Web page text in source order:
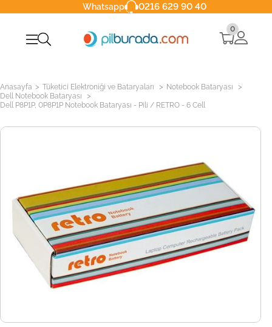
Whatsapp 0216 629 90 40
0
Anasayfa > Tüketici Elektroniği ve Bataryaları > Notebook Bataryası >
Dell Notebook Bataryası >
Dell P8P1P, 0P8P1P Notebook Bataryası - Pili / RETRO - 6 Cell